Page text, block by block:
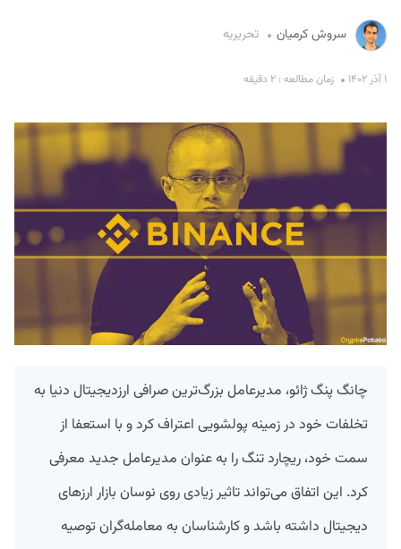
سروش کرمیان تحریریه
۱ آذر ۱۴۰۲ زمان مطالعه : ۲ دقیقه
چانگ پنگ ژائو، مدیرعامل بزرگ‌ترین صرافی ارزدیجیتال دنیا به
تخلفات خود در زمینه پولشویی اعتراف کرد و با استعفا از
سمت خود، ریچارد تنگ را به عنوان مدیرعامل جدید معرفی
کرد. این اتفاق می‌تواند تاثیر زیادی روی نوسان بازار ارزهای
دیجیتال داشته باشد و کارشناسان به معامله‌گران توصیه